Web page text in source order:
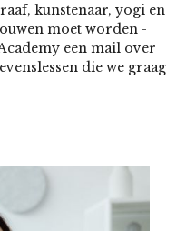
kunstenaar, yogi en
moet worden -
een mail over
die we graag